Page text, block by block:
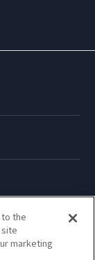
the
marketing